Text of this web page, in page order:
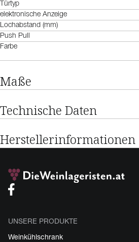
Türtyp
elektronische Anzeige
Lochabstand (mm)
Push Pull
Farbe
Maße
Technische Daten
Herstellerinformationen
UNSERE PRODUKTE
Weinkühlschrank